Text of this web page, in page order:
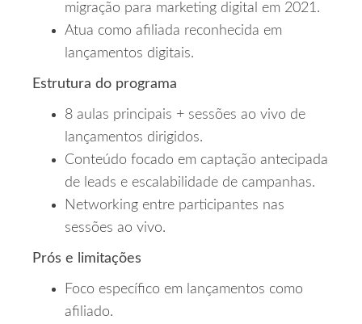
migração para marketing digital em 2021.
Atua como afiliada reconhecida em
lançamentos digitais.
Estrutura do programa
8 aulas principais + sessões ao vivo de
lançamentos dirigidos.
Conteúdo focado em captação antecipada
de leads e escalabilidade de campanhas.
Networking entre participantes nas
sessões ao vivo.
Prós e limitações
Foco específico em lançamentos como
afiliado.